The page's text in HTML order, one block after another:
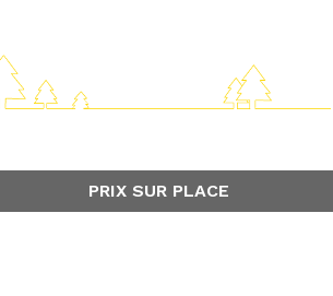
PRIX SUR PLACE